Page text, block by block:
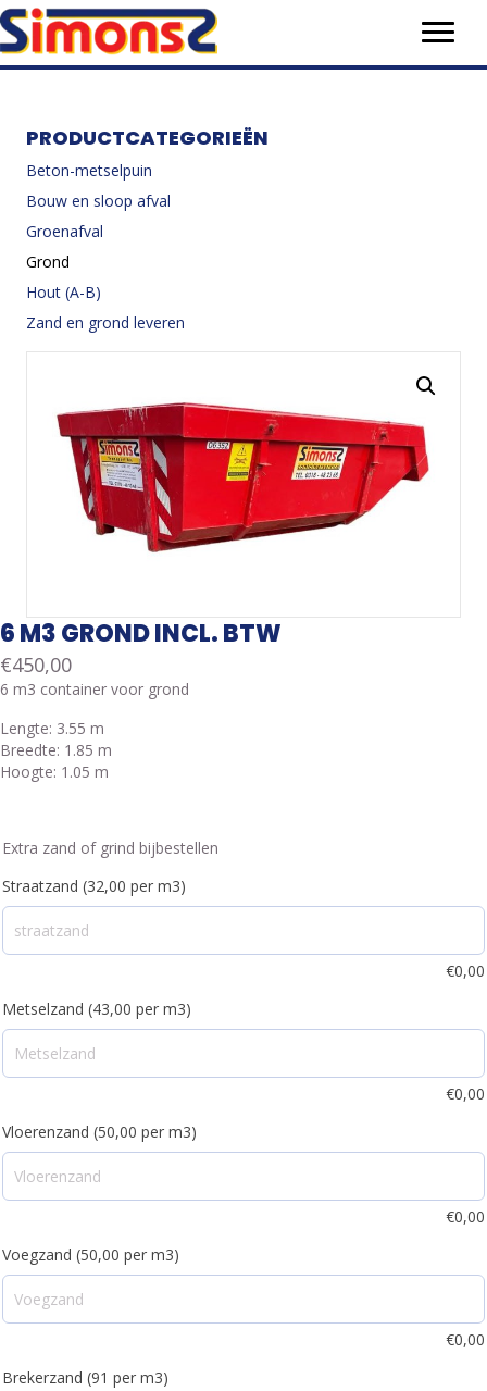
PRODUCTCATEGORIEËN
Beton-metselpuin
Bouw en sloop afval
Groenafval
Grond
Hout (A-B)
Zand en grond leveren
6 M3 GROND INCL. BTW
€450,00
6 m3 container voor grond
Lengte: 3.55 m
Breedte: 1.85 m
Hoogte: 1.05 m
Extra zand of grind bijbestellen
Straatzand (32,00 per m3)
€0,00
Metselzand (43,00 per m3)
€0,00
Vloerenzand (50,00 per m3)
€0,00
Voegzand (50,00 per m3)
€0,00
Brekerzand (91 per m3)